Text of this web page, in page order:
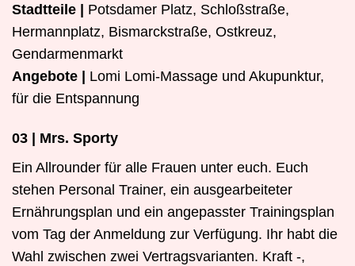
Stadtteile | Potsdamer Platz, Schloßstraße,
Hermannplatz, Bismarckstraße, Ostkreuz,
Gendarmenmarkt
Angebote | Lomi Lomi-Massage und Akupunktur,
für die Entspannung
03 | Mrs. Sporty
Ein Allrounder für alle Frauen unter euch. Euch
stehen Personal Trainer, ein ausgearbeiteter
Ernährungsplan und ein angepasster Trainingsplan
vom Tag der Anmeldung zur Verfügung. Ihr habt die
Wahl zwischen zwei Vertragsvarianten. Kraft -,